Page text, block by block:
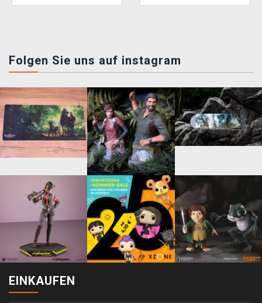
Folgen Sie uns auf instagram
EINKAUFEN